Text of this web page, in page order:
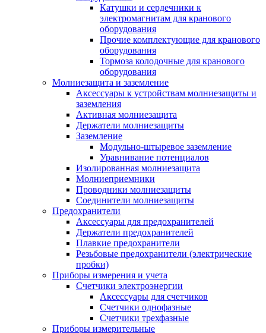
Катушки и сердечники к
электромагнитам для кранового
оборудования
Прочие комплектующие для кранового
оборудования
Тормоза колодочные для кранового
оборудования
Молниезащита и заземление
Аксессуары к устройствам молниезащиты и
заземления
Активная молниезащита
Держатели молниезащиты
Заземление
Модульно-штыревое заземление
Уравнивание потенциалов
Изолированная молниезащита
Молниеприемники
Проводники молниезащиты
Соединители молниезащиты
Предохранители
Аксессуары для предохранителей
Держатели предохранителей
Плавкие предохранители
Резьбовые предохранители (электрические
пробки)
Приборы измерения и учета
Счетчики электроэнергии
Аксессуары для счетчиков
Счетчики однофазные
Счетчики трехфазные
Приборы измерительные